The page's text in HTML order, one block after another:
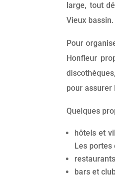
large, tout
Vieux bassin.
Pour
Honfleur
pour assurer
Quelques
hôtels et
Les portes
bars et